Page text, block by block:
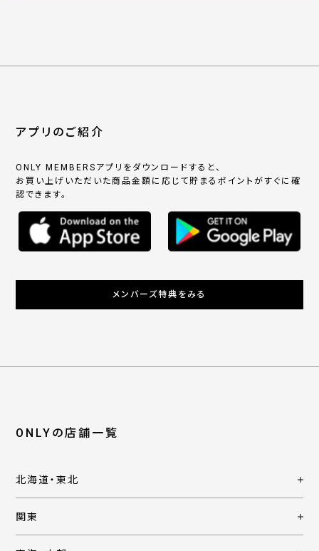
アプリのご紹介
ONLY MEMBERSアプリをダウンロードすると、
お買い上げいただいた商品金額に応じて貯まるポイントがすぐに確
認できます。
メンバーズ特典をみる
ONLYの店舗一覧
北海道・東北
関東